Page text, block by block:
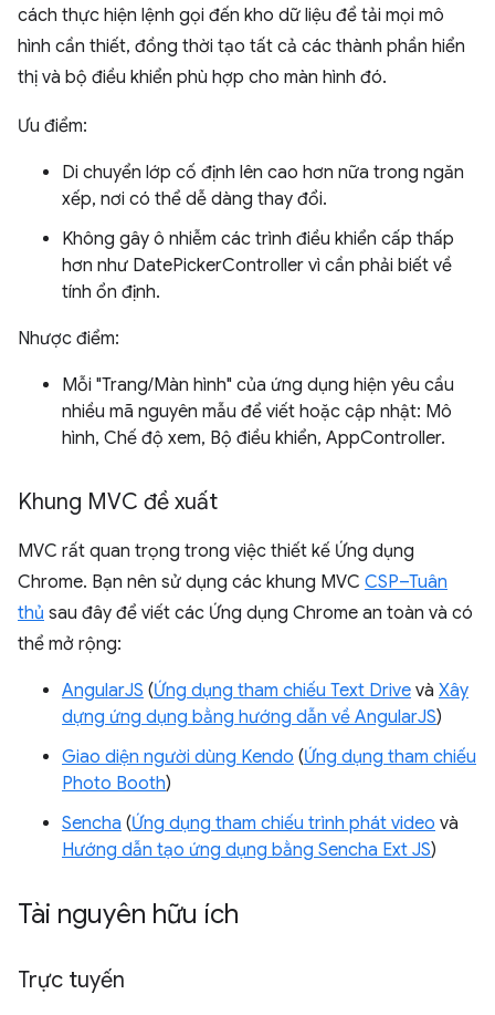
cách thực hiện lệnh gọi đến kho dữ liệu để tải mọi mô
hình cần thiết, đồng thời tạo tất cả các thành phần hiển
thị và bộ điều khiển phù hợp cho màn hình đó.
Ưu điểm:
Di chuyển lớp cố định lên cao hơn nữa trong ngăn
xếp, nơi có thể dễ dàng thay đổi.
Không gây ô nhiễm các trình điều khiển cấp thấp
hơn như DatePickerController vì cần phải biết về
tính ổn định.
Nhược điểm:
Mỗi "Trang/Màn hình" của ứng dụng hiện yêu cầu
nhiều mã nguyên mẫu để viết hoặc cập nhật: Mô
hình, Chế độ xem, Bộ điều khiển, AppController.
Khung MVC đề xuất
MVC rất quan trọng trong việc thiết kế Ứng dụng
Chrome. Bạn nên sử dụng các khung MVC CSP–Tuân
thủ sau đây để viết các Ứng dụng Chrome an toàn và có
thể mở rộng:
AngularJS (Ứng dụng tham chiếu Text Drive và Xây
dựng ứng dụng bằng hướng dẫn về AngularJS)
Giao diện người dùng Kendo (Ứng dụng tham chiếu
Photo Booth)
Sencha (Ứng dụng tham chiếu trình phát video và
Hướng dẫn tạo ứng dụng bằng Sencha Ext JS)
Tài nguyên hữu ích
Trực tuyến